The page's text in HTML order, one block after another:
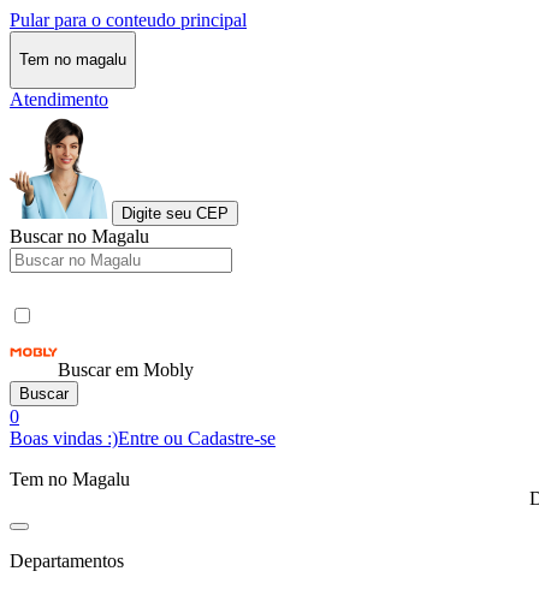
Pular para o conteudo principal
Tem no magalu
Atendimento
Digite seu CEP
Buscar no Magalu
Buscar em Mobly
Buscar
0
Boas vindas :)Entre ou Cadastre-se
Tem no Magalu
Departamentos